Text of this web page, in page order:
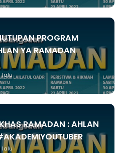
PROGRAM
YA RAMADAN
lalu
RAMADAN : AHLAN
lalu